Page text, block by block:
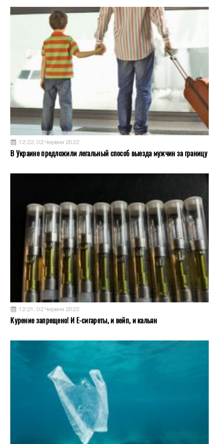
12:22, 02 Червня 2022
В Украине предложили легальный способ выезда мужчин за границу
12:21, 02 Червня 2022
Курение запрещено! И Е-сигареты, и вейп, и кальян